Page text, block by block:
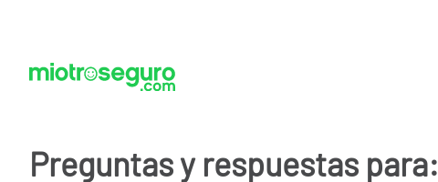
Preguntas y respuestas para: